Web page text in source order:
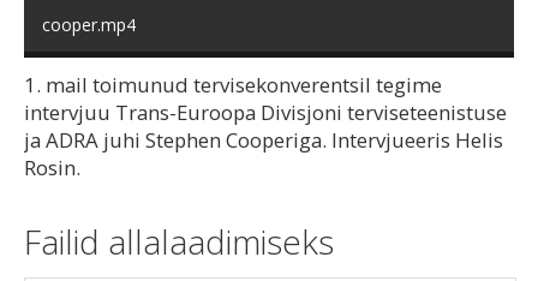
cooper.mp4
1. mail toimunud tervisekonverentsil tegime
intervjuu Trans-Euroopa Divisjoni terviseteenistuse
ja ADRA juhi Stephen Cooperiga. Intervjueeris Helis
Rosin.
Failid allalaadimiseks